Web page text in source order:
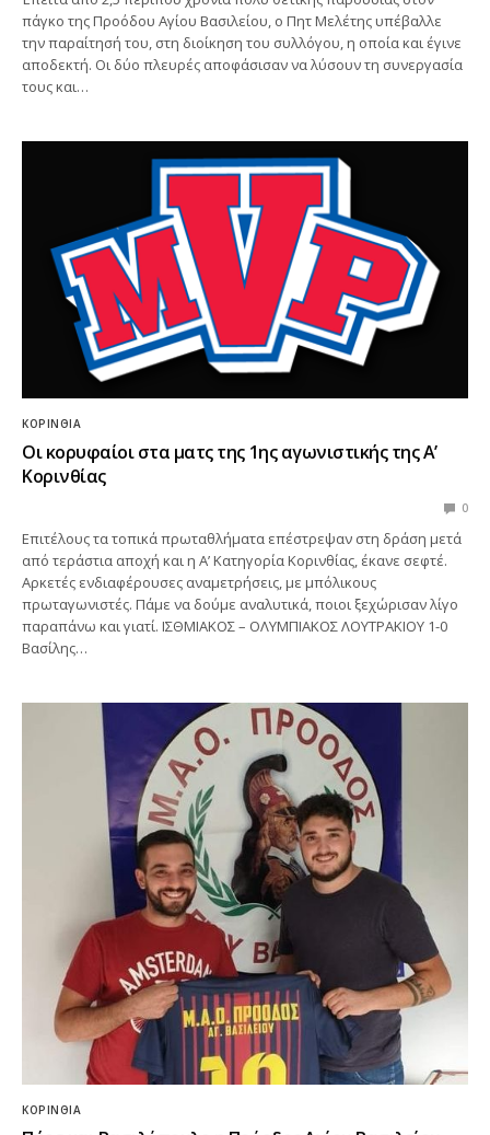
πάγκο της Προόδου Αγίου Βασιλείου, ο Πητ Μελέτης υπέβαλλε
την παραίτησή του, στη διοίκηση του συλλόγου, η οποία και έγινε
αποδεκτή. Οι δύο πλευρές αποφάσισαν να λύσουν τη συνεργασία
τους και…
ΚΟΡΙΝΘΊΑ
Οι κορυφαίοι στα ματς της 1ης αγωνιστικής της Α’
Κορινθίας
0
Επιτέλους τα τοπικά πρωταθλήματα επέστρεψαν στη δράση μετά
από τεράστια αποχή και η Α’ Κατηγορία Κορινθίας, έκανε σεφτέ.
Αρκετές ενδιαφέρουσες αναμετρήσεις, με μπόλικους
πρωταγωνιστές. Πάμε να δούμε αναλυτικά, ποιοι ξεχώρισαν λίγο
παραπάνω και γιατί. ΙΣΘΜΙΑΚΟΣ – ΟΛΥΜΠΙΑΚΟΣ ΛΟΥΤΡΑΚΙΟΥ 1-0
Βασίλης…
ΚΟΡΙΝΘΊΑ